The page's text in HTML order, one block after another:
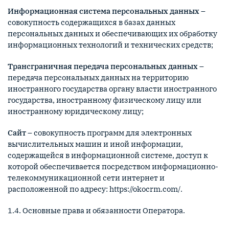
Информационная система персональных данных–
совокупность содержащихся в базах данных
персональных данных и обеспечивающих их обработку
информационных технологий и технических средств;
Трансграничная передача персональных данных–
передача персональных данных на территорию
иностранного государства органу власти иностранного
государства, иностранному физическому лицу или
иностранному юридическому лицу;
Сайт– совокупность программ для электронных
вычислительных машин и иной информации,
содержащейся в информационной системе, доступ к
которой обеспечивается посредством информационно-
телекоммуникационной сети интернет и
расположенной по адресу: https://okocrm.com/.
1.4. Основные права и обязанности Оператора.